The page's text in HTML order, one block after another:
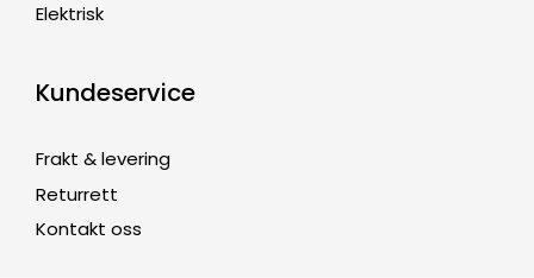
Elektrisk
Kundeservice
Frakt & levering
Returrett
Kontakt oss